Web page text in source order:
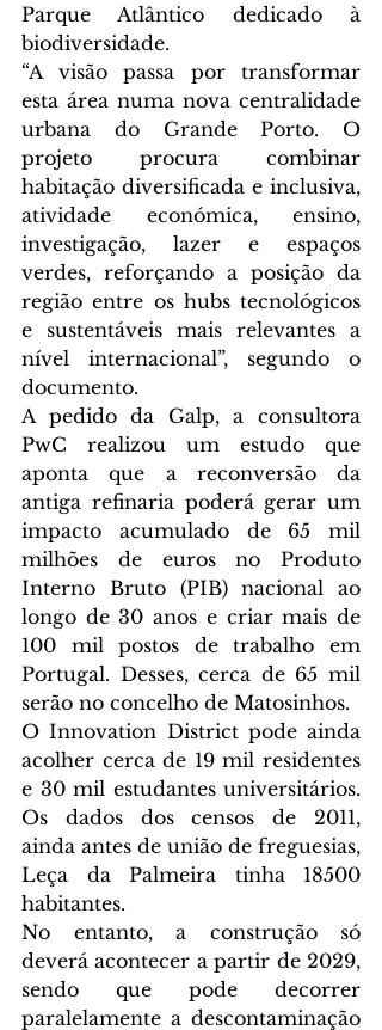
Parque Atlântico dedicado à
biodiversidade.
“A visão passa por transformar
esta área numa nova centralidade
urbana do Grande Porto. O
projeto procura combinar
habitação diversificada e inclusiva,
atividade económica, ensino,
investigação, lazer e espaços
verdes, reforçando a posição da
região entre os hubs tecnológicos
e sustentáveis mais relevantes a
nível internacional”, segundo o
documento.
A pedido da Galp, a consultora
PwC realizou um estudo que
aponta que a reconversão da
antiga refinaria poderá gerar um
impacto acumulado de 65 mil
milhões de euros no Produto
Interno Bruto (PIB) nacional ao
longo de 30 anos e criar mais de
100 mil postos de trabalho em
Portugal. Desses, cerca de 65 mil
serão no concelho de Matosinhos.
O Innovation District pode ainda
acolher cerca de 19 mil residentes
e 30 mil estudantes universitários.
Os dados dos censos de 2011,
ainda antes de união de freguesias,
Leça da Palmeira tinha 18500
habitantes.
No entanto, a construção só
deverá acontecer a partir de 2029,
sendo que pode decorrer
paralelamente a descontaminação